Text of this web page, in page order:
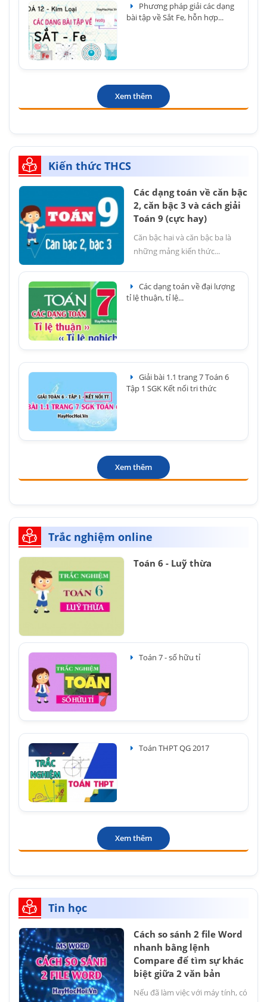
Phương pháp giải các dạng
bài tập về Sắt Fe, hỗn hợp...
Xem thêm
Kiến thức THCS
Các dạng toán về căn bậc
2, căn bậc 3 và cách giải
Toán 9 (cực hay)
Căn bậc hai và căn bậc ba là
những mảng kiến thức...
Các dạng toán về đại lượng
tỉ lệ thuận, tỉ lệ...
Giải bài 1.1 trang 7 Toán 6
Tập 1 SGK Kết nối tri thức
Xem thêm
Trắc nghiệm online
Toán 6 - Luỹ thừa
Toán 7 - số hữu tỉ
Toán THPT QG 2017
Xem thêm
Tin học
Cách so sánh 2 file Word
nhanh bằng lệnh
Compare để tìm sự khác
biệt giữa 2 văn bản
Nếu đã làm việc với máy tính, có